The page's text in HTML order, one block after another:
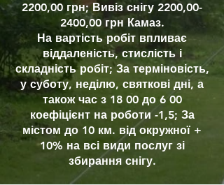
2200,00 грн; Вивіз снігу 2200,00-
2400,00 грн Камаз.
На вартість робіт впливає
віддаленість, стислість і
складність робіт; За терміновість,
у суботу, неділю, святкові дні, а
також час з 18 00 до 6 00
коефіцієнт на роботи -1,5; За
містом до 10 км. від окружної +
10% на всі види послуг зі
збирання снігу.